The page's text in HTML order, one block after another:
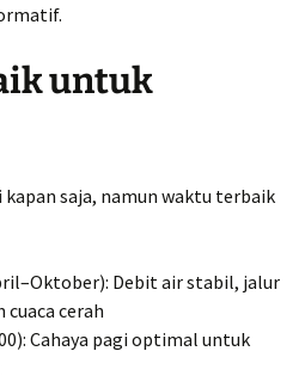
untuk
saja, namun waktu terbaik
Debit air stabil, jalur
cerah
Cahaya pagi optimal untuk